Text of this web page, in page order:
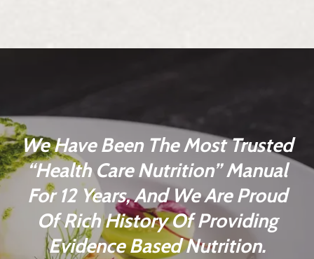
We Have Been The Most Trusted
“Health Care Nutrition” Manual
For 12 Years, And We Are Proud
Of Rich History Of Providing
Evidence Based Nutrition.